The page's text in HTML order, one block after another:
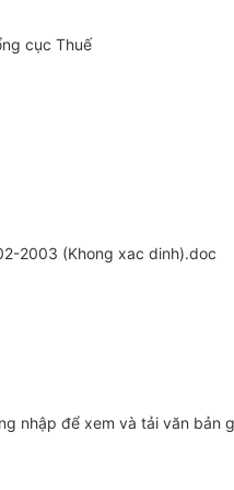
cục Thuế
2003 (Khong xac dinh).doc
nhập để xem và tải văn bản